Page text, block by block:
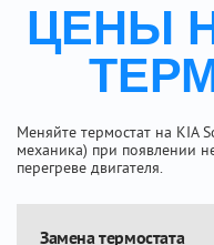
ЦЕНЫ
Меняйте термостат на KIA
механика) при появлении
перегреве двигателя.
Замена термостата